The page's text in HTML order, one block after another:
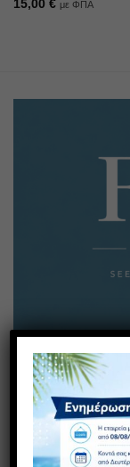
15,00 € με ΦΠΑ
Έχετε